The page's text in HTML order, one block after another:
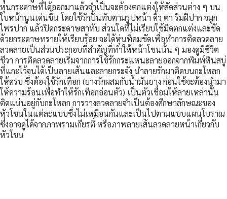
หุ่นกระดาษที่ได้ออกมาแล้วจำเป็นจะต้องตกแต่งให้สัดส่วนต่าง ๆ บน
ใบหน้านูนเด่นขึ้น โดยใช้รักปั้นทับตามรูปหน้า คิ้ว ตา ริมฝีปาก จมูก
ไพรปาก แล้วปิดกระดาษสาทับ ส่วนใดที่ไม่เรียบใช้มีดตกแต่งและขัด
ด้วยกระดาษทรายให้เรียบร้อย จะได้หุ่นที่คมชัดเพื่อทำการติดลวดลาย
ลวดลายเป็นส่วนประกอบที่สำคัญที่ทำให้หน้าโขนนั้น ๆ มองดูมีชีวิต
ชีวา การติดลวดลายเริ่มจากการใช้รักกระแหนะลายออกจากพิมพ์หินสบู่
ที่แกะไว้จนได้เป็นลายเส้นและลายกระจัง นำลายรักมาติดบนกะโหลก
ให้ครบ ซึ่งต้องใช้รักเทือก (ยางรักผสมกับน้ำมันยาง ก่อนใช้จะต้องนำมา
ให้ความร้อนเพื่อทำให้รักเทือกอ่อนตัว) เป็นตัวเชื่อมให้ลายเหล่านั้น
ติดแน่นอยู่กับกะโหลก การวางลวดลายจำเป็นต้องศึกษาลักษณะของ
หัวโขนในแต่ละแบบซึ่งไม่เหมือนกันและเป็นไปตามแบบแผนโบราณ
ซึ่งอาจดูได้จากภาพรามเกียรติ์ หรือภาพลายเส้นลวดลายหน้าเกี่ยวกับ
หัวโขน